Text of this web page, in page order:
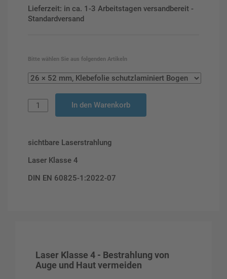
Lieferzeit: in ca. 1-3 Arbeitstagen versandbereit -
Standardversand
Bitte wählen Sie aus folgenden Artikeln
In den Warenkorb
sichtbare Laserstrahlung
Laser Klasse 4
DIN EN 60825-1:2022-07
Laser Klasse 4 - Bestrahlung von
Auge und Haut vermeiden